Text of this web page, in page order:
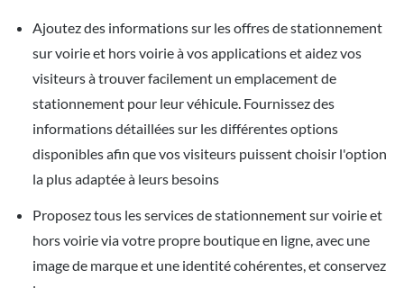
Ajoutez des informations sur les offres de stationnement
sur voirie et hors voirie à vos applications et aidez vos
visiteurs à trouver facilement un emplacement de
stationnement pour leur véhicule. Fournissez des
informations détaillées sur les différentes options
disponibles afin que vos visiteurs puissent choisir l'option
la plus adaptée à leurs besoins
Proposez tous les services de stationnement sur voirie et
hors voirie via votre propre boutique en ligne, avec une
image de marque et une identité cohérentes, et conservez